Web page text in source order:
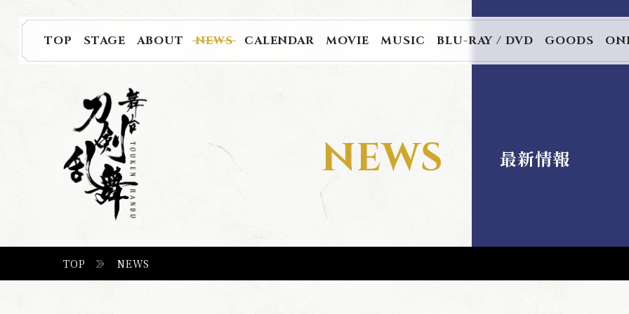
刀
乱
舞
TOP STAGE
陽伝 月と太陽と星々よ TOP SCHEDULE / TICKET CAST / STAFF
ABOUT NEWS CALENDAR MOVIE MUSIC BLU-RAY / DVD GOODS
NEWS 最新情報
TOP NEWS